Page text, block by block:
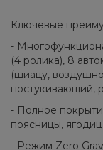
Ключевые
-
(4 ролика), 8
(шиацу,
постукивающий,
- Полное
поясницы,
- Режим Zero